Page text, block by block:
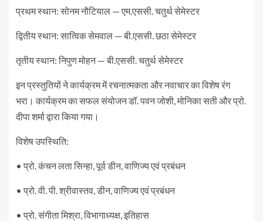
प्रथम स्थान: सोनम नौटियाल — एम.एससी. चतुर्थ सेमेस्टर
द्वितीय स्थान: सात्विक सेमवाल — बी.एससी. छठा सेमेस्टर
तृतीय स्थान: निपुण मोहन — बी.एससी. चतुर्थ सेमेस्टर
इन प्रस्तुतियों ने कार्यक्रम में रचनात्मकता और नवाचार का विशेष रंग
भरा। कार्यक्रम का सफल संयोजन डॉ. पवन जोशी, मोनिका सती और प्रो.
दीपा शर्मा द्वारा किया गया।
विशेष उपस्थिति:
• प्रो. कंचन लता सिन्हा, पूर्व डीन, वाणिज्य एवं प्रबंधन
• प्रो. वी. पी. श्रीवास्तव, डीन, वाणिज्य एवं प्रबंधन
• प्रो. संगीता मिश्रा, विभागाध्यक्ष, इतिहास